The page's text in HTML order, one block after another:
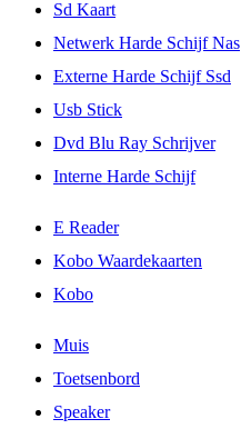
Sd Kaart
Netwerk Harde Schijf Nas
Externe Harde Schijf Ssd
Usb Stick
Dvd Blu Ray Schrijver
Interne Harde Schijf
E Reader
Kobo Waardekaarten
Kobo
Muis
Toetsenbord
Speaker